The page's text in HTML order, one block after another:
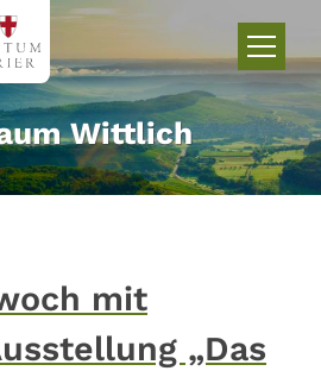
Wittlich
mit
„Das